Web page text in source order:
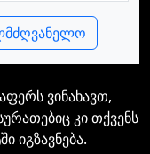
ვინახავთ,
კი თქვენს
იგზავნება.